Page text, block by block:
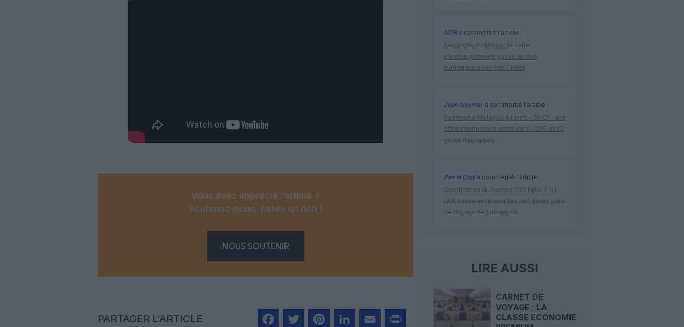
Vous avez apprécié l’article ?
Soutenez-nous, faites un don !
NOUS SOUTENIR
PARTAGER L'ARTICLE
NDRa commenté l'article :
Aéroports du Maroc : la carte
d’embarquement passe au tout
numérique avec Pax Check
Jean Neymara commenté l'article :
Partenariat Malaysia Airlines – SNCF : une
offre intermodale entre Paris-CDG et 27
gares françaises
Pas si Coola commenté l'article :
Certification du Boeing 737 MAX 7 : la
FAA donne enfin son feu vert après près
de dix ans de turbulence
LIRE AUSSI
CARNET DE
VOYAGE : LA
CLASSE ECONOMIE